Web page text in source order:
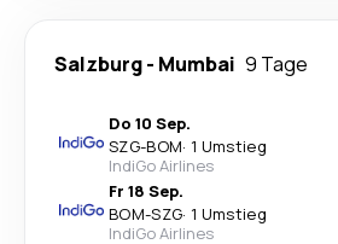
Salzburg- Mumbai 9 Tage
Do 10 Sep.
SZG-BOM· 1 Umstieg
IndiGo Airlines
Fr 18 Sep.
BOM-SZG· 1 Umstieg
IndiGo Airlines